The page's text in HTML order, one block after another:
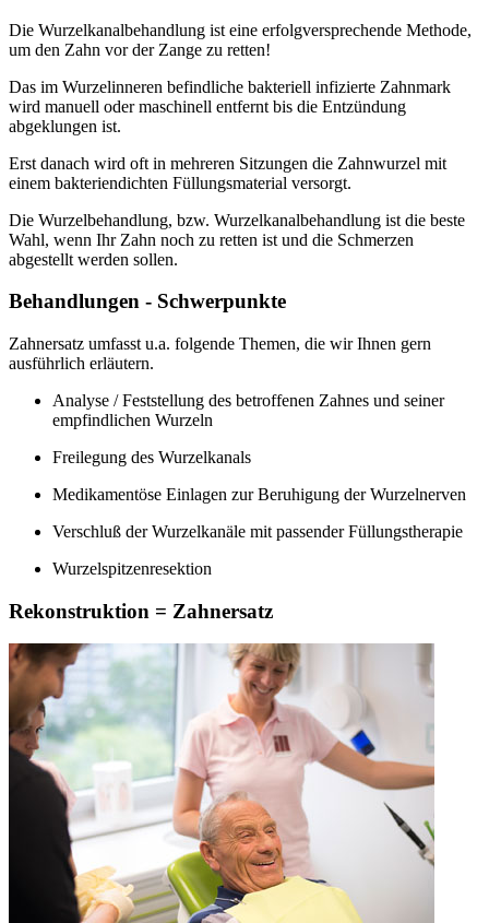
Die Wurzelkanalbehandlung ist eine erfolgversprechende Methode,
um den Zahn vor der Zange zu retten!
Das im Wurzelinneren befindliche bakteriell infizierte Zahnmark
wird manuell oder maschinell entfernt bis die Entzündung
abgeklungen ist.
Erst danach wird oft in mehreren Sitzungen die Zahnwurzel mit
einem bakteriendichten Füllungsmaterial versorgt.
Die Wurzelbehandlung, bzw. Wurzelkanalbehandlung ist die beste
Wahl, wenn Ihr Zahn noch zu retten ist und die Schmerzen
abgestellt werden sollen.
Behandlungen - Schwerpunkte
Zahnersatz umfasst u.a. folgende Themen, die wir Ihnen gern
ausführlich erläutern.
Analyse / Feststellung des betroffenen Zahnes und seiner
empfindlichen Wurzeln
Freilegung des Wurzelkanals
Medikamentöse Einlagen zur Beruhigung der Wurzelnerven
Verschluß der Wurzelkanäle mit passender Füllungstherapie
Wurzelspitzenresektion
Rekonstruktion = Zahnersatz